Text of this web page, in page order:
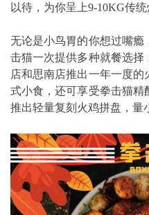
以待，为你呈上9-10KG传统
无论是小鸟胃的你想过嘴瘾
击猫一次提供多种就餐选择
店和思南店推出一年一度
式小食，还可享受拳击猫精
推出轻量复刻火鸡拼盘，量